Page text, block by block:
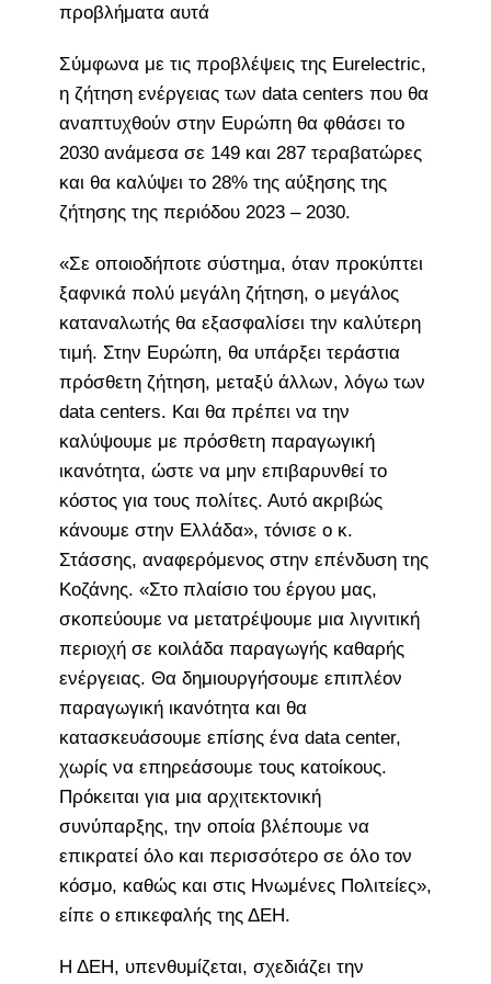
προβλήματα αυτά
Σύμφωνα με τις προβλέψεις της Eurelectric,
η ζήτηση ενέργειας των data centers που θα
αναπτυχθούν στην Ευρώπη θα φθάσει το
2030 ανάμεσα σε 149 και 287 τεραβατώρες
και θα καλύψει το 28% της αύξησης της
ζήτησης της περιόδου 2023 – 2030.
«Σε οποιοδήποτε σύστημα, όταν προκύπτει
ξαφνικά πολύ μεγάλη ζήτηση, ο μεγάλος
καταναλωτής θα εξασφαλίσει την καλύτερη
τιμή. Στην Ευρώπη, θα υπάρξει τεράστια
πρόσθετη ζήτηση, μεταξύ άλλων, λόγω των
data centers. Και θα πρέπει να την
καλύψουμε με πρόσθετη παραγωγική
ικανότητα, ώστε να μην επιβαρυνθεί το
κόστος για τους πολίτες. Αυτό ακριβώς
κάνουμε στην Ελλάδα», τόνισε ο κ.
Στάσσης, αναφερόμενος στην επένδυση της
Κοζάνης. «Στο πλαίσιο του έργου μας,
σκοπεύουμε να μετατρέψουμε μια λιγνιτική
περιοχή σε κοιλάδα παραγωγής καθαρής
ενέργειας. Θα δημιουργήσουμε επιπλέον
παραγωγική ικανότητα και θα
κατασκευάσουμε επίσης ένα data center,
χωρίς να επηρεάσουμε τους κατοίκους.
Πρόκειται για μια αρχιτεκτονική
συνύπαρξης, την οποία βλέπουμε να
επικρατεί όλο και περισσότερο σε όλο τον
κόσμο, καθώς και στις Ηνωμένες Πολιτείες»,
είπε ο επικεφαλής της ΔΕΗ.
Η ΔΕΗ, υπενθυμίζεται, σχεδιάζει την